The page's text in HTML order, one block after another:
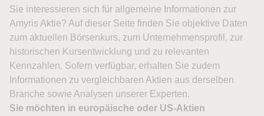
Sie interessieren sich für allgemeine Informationen zur
Amyris Aktie? Auf dieser Seite finden Sie objektive Daten
zum aktuellen Börsenkurs, zum Unternehmensprofil, zur
historischen Kursentwicklung und zu relevanten
Kennzahlen. Sofern verfügbar, erhalten Sie zudem
Informationen zu vergleichbaren Aktien aus derselben
Branche sowie Analysen unserer Experten.
Sie möchten in europäische oder US-Aktien